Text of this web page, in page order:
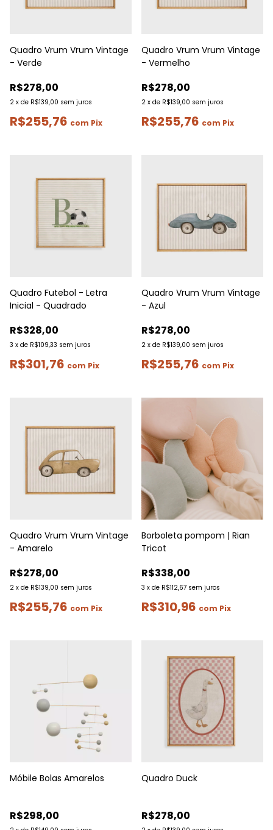
Quadro Vrum Vrum Vintage
- Verde
R$278,00
2 x de R$139,00 sem juros
R$255,76 com Pix
Quadro Vrum Vrum Vintage
- Vermelho
R$278,00
2 x de R$139,00 sem juros
R$255,76 com Pix
Quadro Futebol - Letra
Inicial - Quadrado
R$328,00
3 x de R$109,33 sem juros
R$301,76 com Pix
Quadro Vrum Vrum Vintage
- Azul
R$278,00
2 x de R$139,00 sem juros
R$255,76 com Pix
Quadro Vrum Vrum Vintage
- Amarelo
R$278,00
2 x de R$139,00 sem juros
R$255,76 com Pix
Borboleta pompom | Rian
Tricot
R$338,00
3 x de R$112,67 sem juros
R$310,96 com Pix
Móbile Bolas Amarelos
R$298,00
Quadro Duck
R$278,00